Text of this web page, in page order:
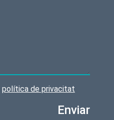
política de privacitat
Enviar